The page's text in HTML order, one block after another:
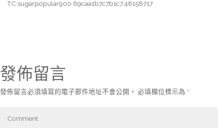
TC:sugarpopular900 69caa1b7c7b1c7.48158717
發佈留言
發佈留言必須填寫的電子郵件地址不會公開。 必填欄位標示為 *